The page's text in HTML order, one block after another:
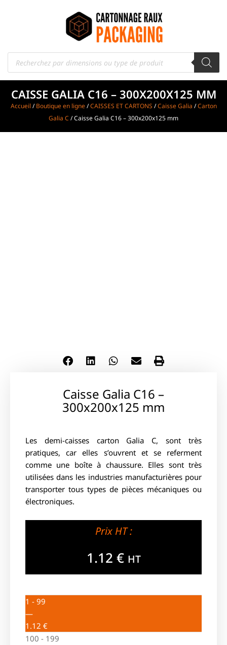
CAISSE GALIA C16 – 300X200X125 MM
Accueil /Boutique en ligne/CAISSES ET CARTONS /Caisse Galia /Carton
Galia C / Caisse Galia C16 – 300x200x125 mm
Caisse Galia C16 –
300x200x125 mm
Les demi-caisses carton Galia C, sont très
pratiques, car elles s’ouvrent et se referment
comme une boîte à chaussure. Elles sont très
utilisées dans les industries manufacturières pour
transporter tous types de pièces mécaniques ou
électroniques.
Prix HT :
1.12 € HT
1 - 99
—
1.12 €
100 - 199